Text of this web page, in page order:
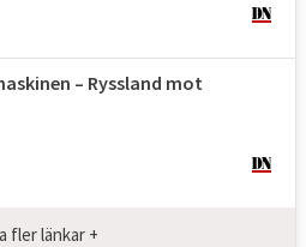
– Ryssland mot
fler länkar +